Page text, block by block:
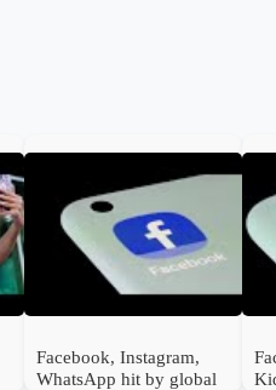
Facebook, Instagram,
WhatsApp hit by global